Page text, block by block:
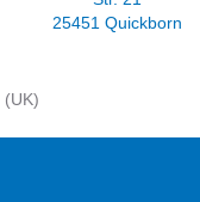
25451 Quickborn